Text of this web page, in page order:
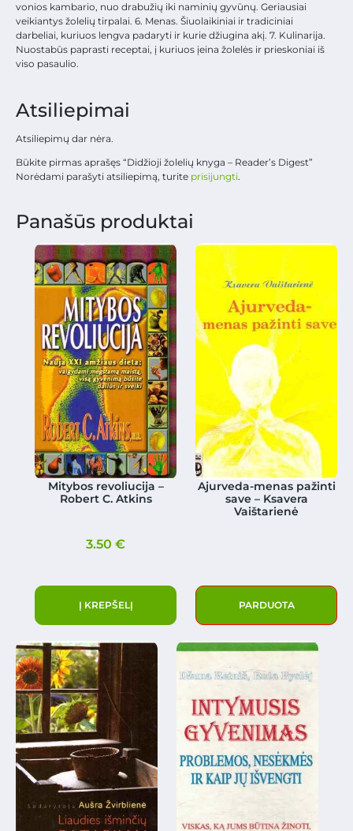
vonios kambario, nuo drabužių iki naminių gyvūnų. Geriausiai
veikiantys žolelių tirpalai. 6. Menas. Šiuolaikiniai ir tradiciniai
darbeliai, kuriuos lengva padaryti ir kurie džiugina akį. 7. Kulinarija.
Nuostabūs paprasti receptai, į kuriuos įeina žolelės ir prieskoniai iš
viso pasaulio.
Atsiliepimai
Atsiliepimų dar nėra.
Būkite pirmas aprašęs “Didžioji žolelių knyga – Reader’s Digest”
Norėdami parašyti atsiliepimą, turite prisijungti.
Panašūs produktai
Mitybos revoliucija –
Robert C. Atkins
3.50€
Į KREPŠELĮ
Ajurveda-menas pažinti
save – Ksavera
Vaištarienė
PARDUOTA